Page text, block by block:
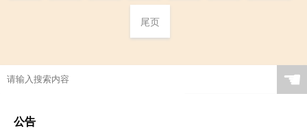
尾页
☚
公告